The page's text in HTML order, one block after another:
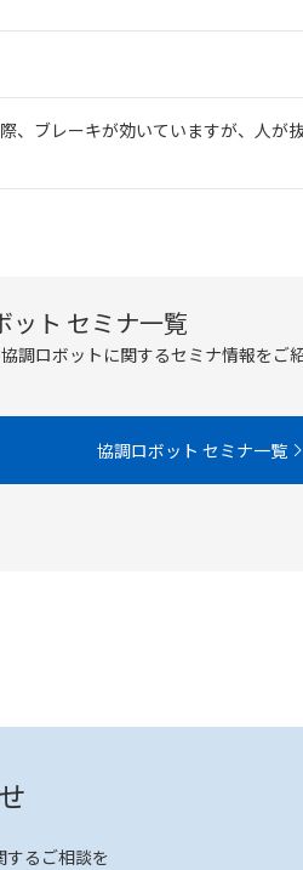
、ブレーキが効いていますが、人が
ット セミナ一覧
調ロボットに関するセミナ情報をご紹
協調ロボット セミナ一覧
するご相談を